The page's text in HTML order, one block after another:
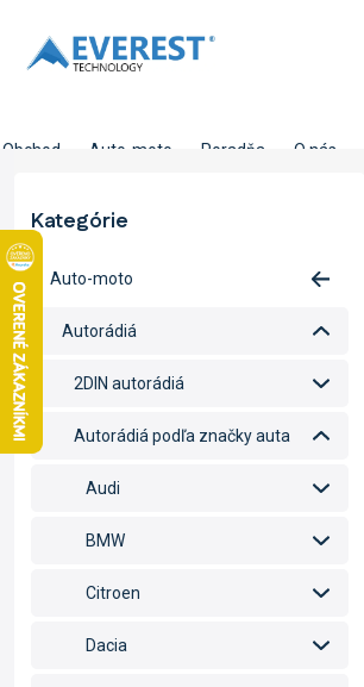
obsah
Obchod Auto-moto Poradňa O nás
n
ý
p
a
n
e
l
Preskočiť
kategórie
Kategórie
Auto-moto
Autorádiá
2DIN autorádiá
Autorádiá podľa značky auta
Audi
BMW
Citroen
Dacia